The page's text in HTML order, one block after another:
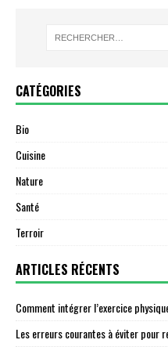
CATÉGORIES
Bio
Cuisine
Nature
Santé
Terroir
ARTICLES RÉCENTS
Comment intégrer l’exercice
Les erreurs courantes à éviter pour